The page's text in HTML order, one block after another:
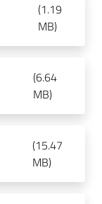
(1.19
MB)
(6.64
MB)
(15.47
MB)